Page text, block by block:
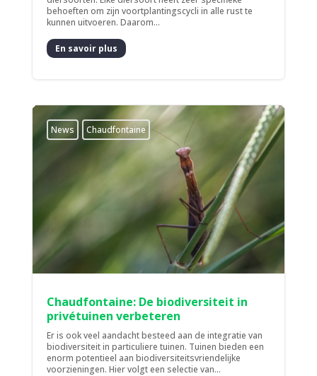
behoeften om zijn voortplantingscycli in alle rust te
kunnen uitvoeren. Daarom...
En savoir plus
News Chaudfontaine
Chaudfontaine: De biodiversiteit in
privétuinen verbeteren
Er is ook veel aandacht besteed aan de integratie van
biodiversiteit in particuliere tuinen. Tuinen bieden een
enorm potentieel aan biodiversiteitsvriendelijke
voorzieningen. Hier volgt een selectie van...